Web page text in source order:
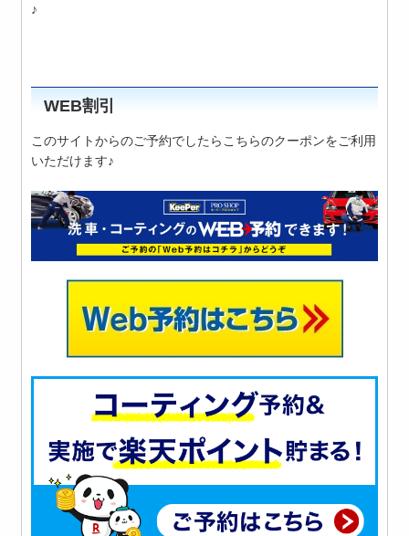
♪
WEB割引
このサイトからのご予約でしたらこちらのクーポンをご利用
いただけます♪